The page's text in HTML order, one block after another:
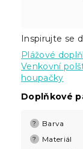
Inspirujte se
Plážové
Venkovní
houpačky
Doplňkové
? Barva
? Materiál